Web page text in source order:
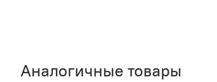
Аналогичные товары